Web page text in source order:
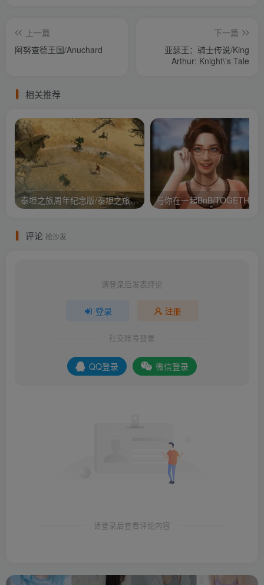
上一篇
阿努查德王国/Anuchard
下一篇
亚瑟王：骑士传说/King
Arthur: Knight\'s Tale
相关推荐
泰坦之旅周年纪念版/泰坦之旅：不朽王座/Titan Quest Anniversary Edition
评论 抢沙发
请登录后发表评论
登录 注册
社交账号登录
QQ登录 微信登录
请登录后查看评论内容